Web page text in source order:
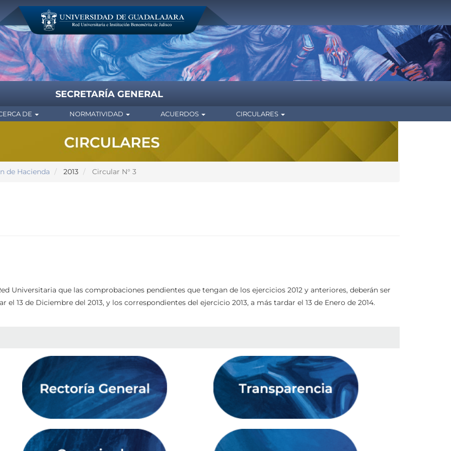
SECRETARÍA GENERAL
DE NORMATIVIDAD ACUERDOS CIRCULARES
de Hacienda 2013 Circular N° 3
Universitaria que las comprobaciones pendientes que tengan de los ejercicios 2012 y anteriores, deberán ser
13 de Diciembre del 2013, y los correspondientes del ejercicio 2013, a más tardar el 13 de Enero de 2014.